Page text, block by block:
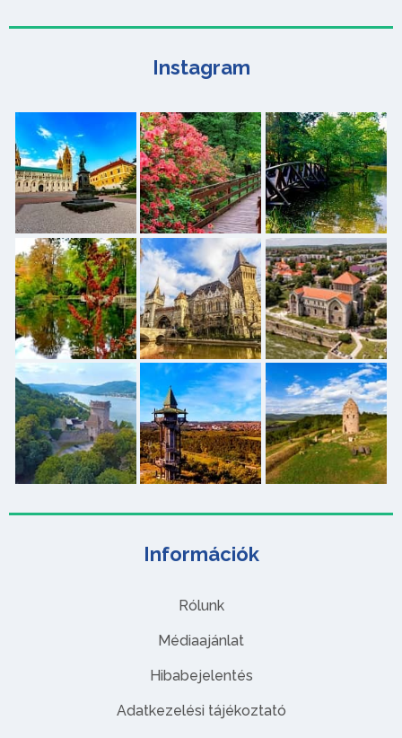
Információk
Rólunk
Médiaajánlat
Hibabejelentés
Adatkezelési tájékoztató
Instagram